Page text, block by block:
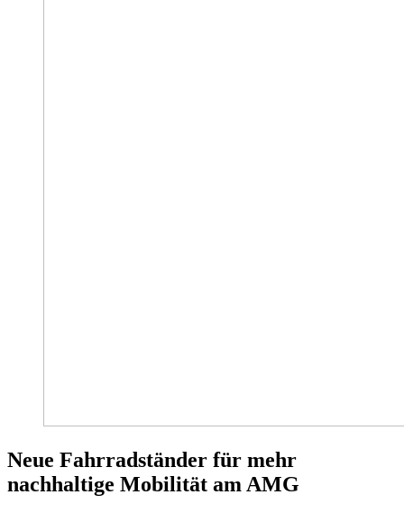
Neue Fahrradständer für mehr
nachhaltige Mobilität am AMG